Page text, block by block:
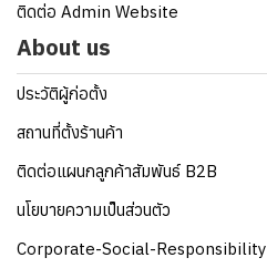
ติดต่อ Admin Website
About us
ประวัติผู้ก่อตั้ง
สถานที่ตั้งร้านค้า
ติดต่อแผนกลูกค้าสัมพันธ์ B2B
นโยบายความเป็นส่วนตัว
Corporate-Social-Responsibility